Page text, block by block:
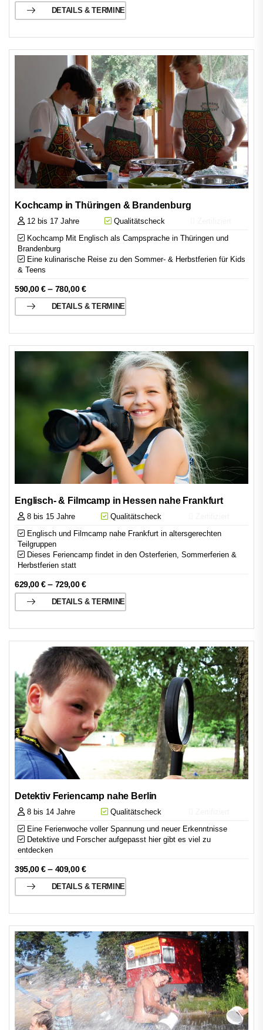
DETAILS & TERMINE
Kochcamp in Thüringen & Brandenburg
12 bis 17 Jahre Qualitätscheck
Kochcamp Mit Englisch als Campsprache in Thüringen und
Brandenburg
Eine kulinarische Reise zu den Sommer- & Herbstferien für Kids
& Teens
590,00€– 780,00€
DETAILS & TERMINE
Englisch- & Filmcamp in Hessen nahe Frankfurt
8 bis 15 Jahre Qualitätscheck
Englisch und Filmcamp nahe Frankfurt in altersgerechten
Teilgruppen
Dieses Feriencamp findet in den Osterferien, Sommerferien &
Herbstferien statt
629,00€– 729,00€
DETAILS & TERMINE
Detektiv Feriencamp nahe Berlin
8 bis 14 Jahre Qualitätscheck
Eine Ferienwoche voller Spannung und neuer Erkenntnisse
Detektive und Forscher aufgepasst hier gibt es viel zu
entdecken
395,00€– 409,00€
DETAILS & TERMINE